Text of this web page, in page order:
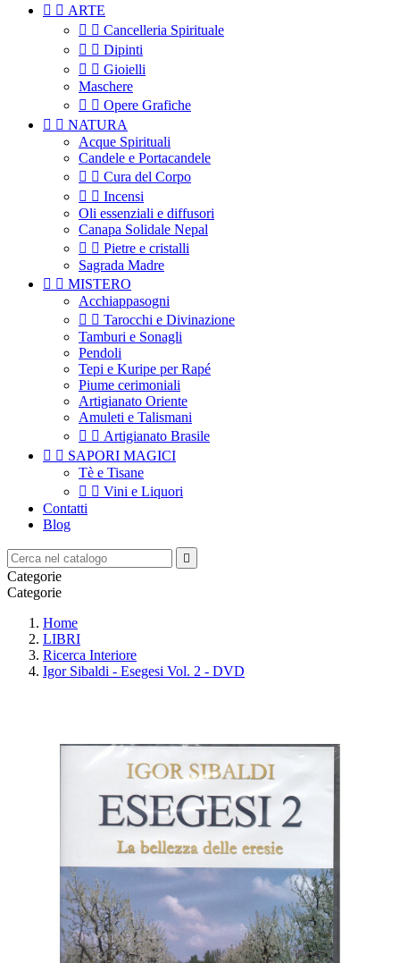
  ARTE
  Cancelleria Spirituale
  Dipinti
  Gioielli
Maschere
  Opere Grafiche
  NATURA
Acque Spirituali
Candele e Portacandele
  Cura del Corpo
  Incensi
Oli essenziali e diffusori
Canapa Solidale Nepal
  Pietre e cristalli
Sagrada Madre
  MISTERO
Acchiappasogni
  Tarocchi e Divinazione
Tamburi e Sonagli
Pendoli
Tepi e Kuripe per Rapé
Piume cerimoniali
Artigianato Oriente
Amuleti e Talismani
  Artigianato Brasile
  SAPORI MAGICI
Tè e Tisane
  Vini e Liquori
Contatti
Blog

Categorie
Categorie
Home
LIBRI
Ricerca Interiore
Igor Sibaldi - Esegesi Vol. 2 - DVD